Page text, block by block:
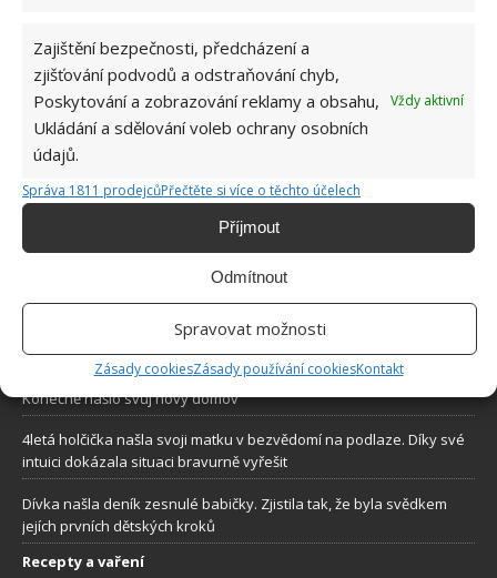
Zajištění bezpečnosti, předcházení a
zjišťování podvodů a odstraňování chyb,
Poskytování a zobrazování reklamy a obsahu,
Ukládání a sdělování voleb ochrany osobních
údajů.
Vždy aktivní
Správa 1811 prodejcůPřečtěte si více o těchto účelech
Příjmout
Odmítnout
Spravovat možnosti
Zásady cookiesZásady používání cookiesKontakt
O WEBU
Sháníte zajímavé tipy jak vylepšit Váš domov? Originální nápady,
aktuální trendy, praktické rady i inspirativní fotografie najdete na
stránkách internetového magazínu
Vyzvedla si dítě ve školce a jela domů. To, co našla na jeho těle, ji
Přání postaršího zákazníka označil za nadlidský úkol. Kadeřník
však předvedl výkon z jiného světa
Slepé, třínohé kotě se dostalo z útulku na Národní den koťat.
Konečně našlo svůj nový domov
4letá holčička našla svoji matku v bezvědomí na podlaze. Díky své
intuici dokázala situaci bravurně vyřešit
Dívka našla deník zesnulé babičky. Zjistila tak, že byla svědkem
jejích prvních dětských kroků
Recepty a vaření